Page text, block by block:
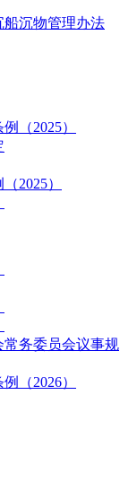
船沉物管理办法
（2025）
2025）
务委员会议事规
（2026）